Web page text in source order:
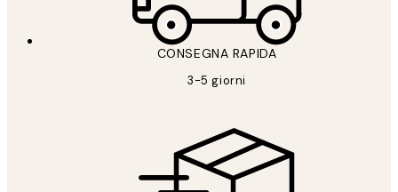
CONSEGNA RAPIDA
3-5 giorni